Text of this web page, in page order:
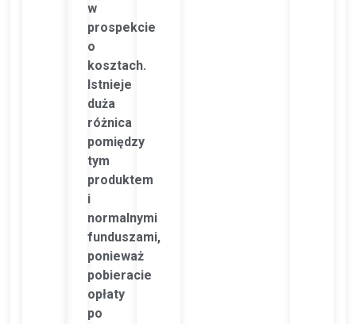
w
prospekcie
o
kosztach.
Istnieje
duża
różnica
pomiędzy
tym
produktem
i
normalnymi
funduszami,
ponieważ
pobieracie
opłaty
po